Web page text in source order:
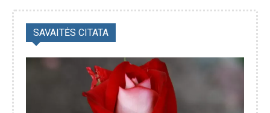
SAVAITĖS CITATA